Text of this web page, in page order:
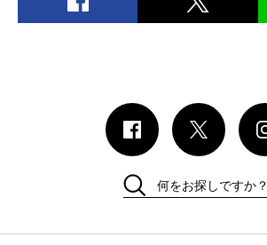
何をお探しですか？